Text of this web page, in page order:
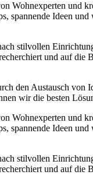
und
spannende Ideen
stilvollen
und auf die
den Austausch von
wir die besten
und
spannende Ideen
stilvollen
und auf die